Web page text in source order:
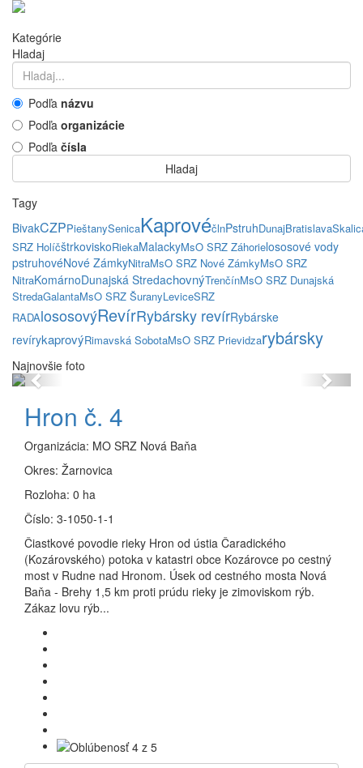
Kategórie
Hladaj
Podľa názvu
Podľa organizácie
Podľa čísla
Hladaj
Tagy
BivakCZPPieštanySenicaKaprovéčlnPstruhDunajBratislava
SRZ HolíčštrkoviskoRiekaMalackyMsO SRZ Záhorielososové vody
pstruhovéNové ZámkyNitraMsO SRZ Nové ZámkyMsO SRZ
NitraKomárnoDunajská StredachovnýTrenčínMsO SRZ Dunajská
StredaGalantaMsO SRZ ŠuranyLeviceSRZ
RADAlososovýRevírRybársky revírRybárske
revírykaprovýRimavská SobotaMsO SRZ Prievidzarybársky
Najnovšie foto
Previous Next
Hron č. 4
Organizácia: MO SRZ Nová Baňa
Okres: Žarnovica
Rozloha: 0 ha
Číslo: 3-1050-1-1
Čiastkové povodie rieky Hron od ústia Čaradického
(Kozárovského) potoka v katastri obce Kozárovce po cestný
most v Rudne nad Hronom. Úsek od cestného mosta Nová
Baňa - Brehy 1,5 km proti prúdu rieky je zimoviskom rýb.
Zákaz lovu rýb...